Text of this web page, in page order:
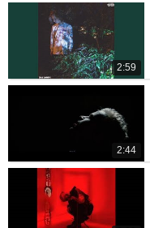
2:59
2:44